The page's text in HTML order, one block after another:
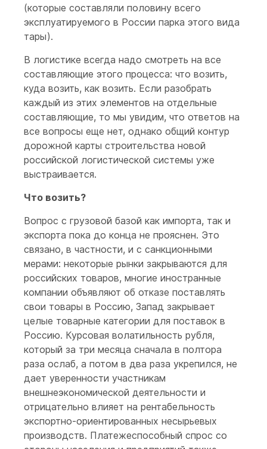
(которые составляли половину всего
эксплуатируемого в России парка этого вида
тары).
В логистике всегда надо смотреть на все
составляющие этого процесса: что возить,
куда возить, как возить. Если разобрать
каждый из этих элементов на отдельные
составляющие, то мы увидим, что ответов на
все вопросы еще нет, однако общий контур
дорожной карты строительства новой
российской логистической системы уже
выстраивается.
Что возить?
Вопрос с грузовой базой как импорта, так и
экспорта пока до конца не прояснен. Это
связано, в частности, и с санкционными
мерами: некоторые рынки закрываются для
российских товаров, многие иностранные
компании объявляют об отказе поставлять
свои товары в Россию, Запад закрывает
целые товарные категории для поставок в
Россию. Курсовая волатильность рубля,
который за три месяца сначала в полтора
раза ослаб, а потом в два раза укрепился, не
дает уверенности участникам
внешнеэкономической деятельности и
отрицательно влияет на рентабельность
экспортно-ориентированных несырьевых
производств. Платежеспособный спрос со